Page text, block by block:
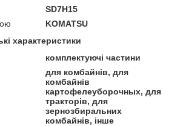
SD7H15
KOMATSU
характеристики
комплектуючі частини
для комбайнів, для
комбайнів
картофелеуборочных, для
тракторів, для
зернозбиральних
комбайнів, інше